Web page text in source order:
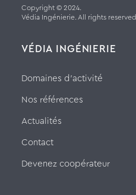
Copyright © 2024.
Védia Ingénierie. All rights reserved.
VÉDIA INGÉNIERIE
Domaines d’activité
Nos références
Actualités
Contact
Devenez coopérateur